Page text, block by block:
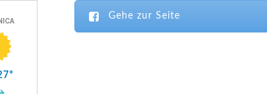
Gehe zur Seite